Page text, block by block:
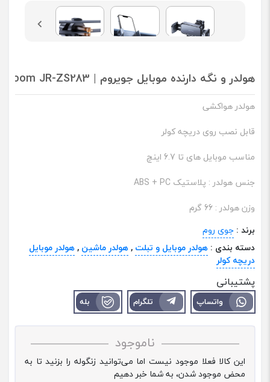
هولدر و نگه دارنده موبایل جویروم | Joyroom JR-ZS283
هولدر هواکشی
قابل نصب روی دریچه کولر
مناسب موبایل های تا 6.7 اینچ
جنس هولدر : پلاستیک ABS + PC
وزن هولدر : 66 گرم
برند : جوی روم
دسته بندی : هولدر موبایل و تبلت ,هولدر ماشین ,هولدر موبایل
دریچه کولر
پشتیبانی
واتساپ تلگرام بله
ناموجود
این کالا فعلا موجود نیست اما می‌توانید زنگوله را بزنید تا به
محض موجود شدن، به شما خبر دهیم